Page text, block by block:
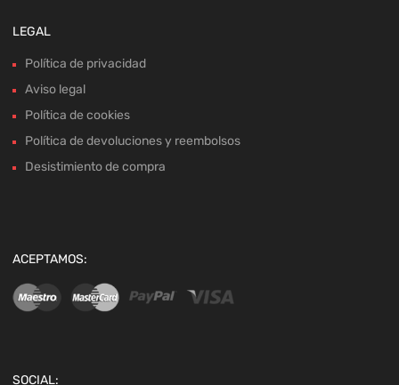
LEGAL
Política de privacidad
Aviso legal
Política de cookies
Política de devoluciones y reembolsos
Desistimiento de compra
ACEPTAMOS:
SOCIAL: